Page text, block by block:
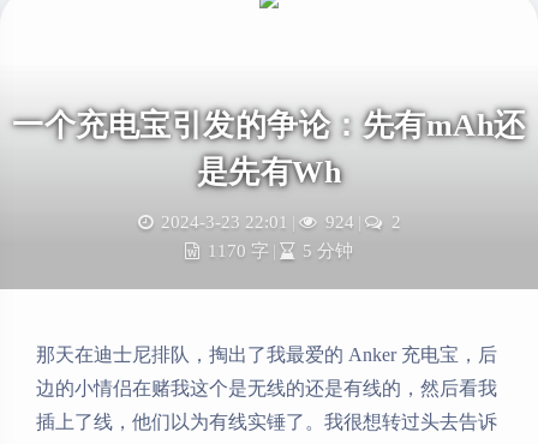
一个充电宝引发的争论：先有mAh还
是先有Wh
2024-3-23 22:01 | 924 |
2
1170 字 | 5 分钟
那天在迪士尼排队，掏出了我最爱的 Anker 充电宝，后
边的小情侣在赌我这个是无线的还是有线的，然后看我
插上了线，他们以为有线实锤了。我很想转过头去告诉